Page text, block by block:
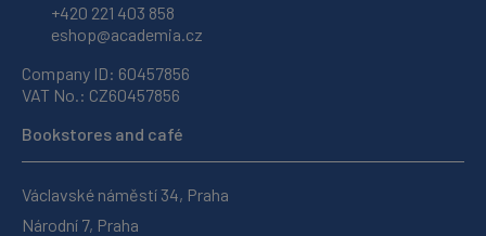
+420 221 403 858
eshop@academia.cz
Company ID: 60457856
VAT No.: CZ60457856
Bookstores and café
Václavské náměstí 34, Praha
Národní 7, Praha